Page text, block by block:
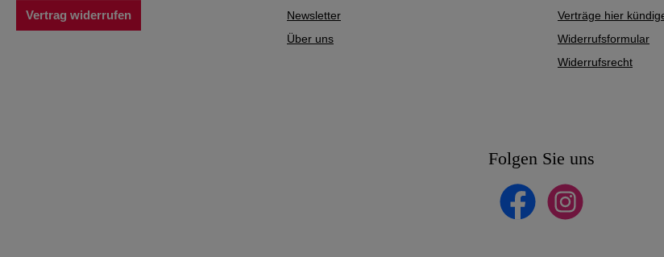
Vertrag widerrufen
Newsletter
Über uns
Verträge hier
Widerrufsformular
Widerrufsrecht
Folgen Sie uns
Facebook Instagram